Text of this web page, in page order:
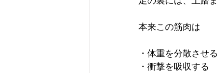
本来この筋肉は
・体重を分散させる
・衝撃を吸収する